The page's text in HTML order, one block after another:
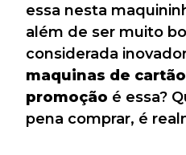
essa nesta
além de ser muito
considerada
maquinas de
promoção é essa?
pena comprar, é